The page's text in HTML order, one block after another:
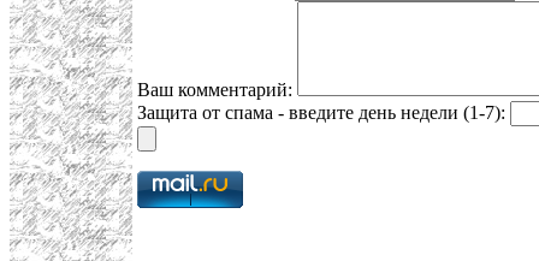
Ваш комментарий:
Защита от спама - введите день недели (1-7):